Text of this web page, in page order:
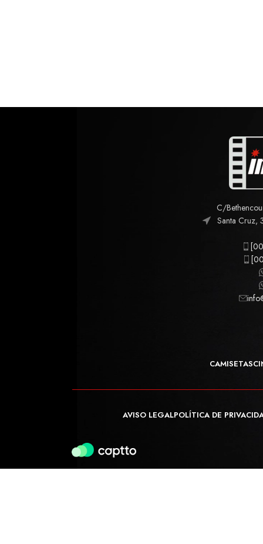
C/
Santa Cruz,
CAMISETAS
AVISO LEGALPOLÍTICA DE